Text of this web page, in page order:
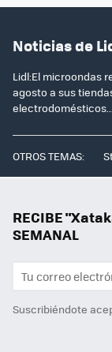
Noticias de
Lidl:El microondas
agosto a sus
electrodomésticos...
OTROS TEMAS:
RECIBE
SEMANAL
Suscribiéndote